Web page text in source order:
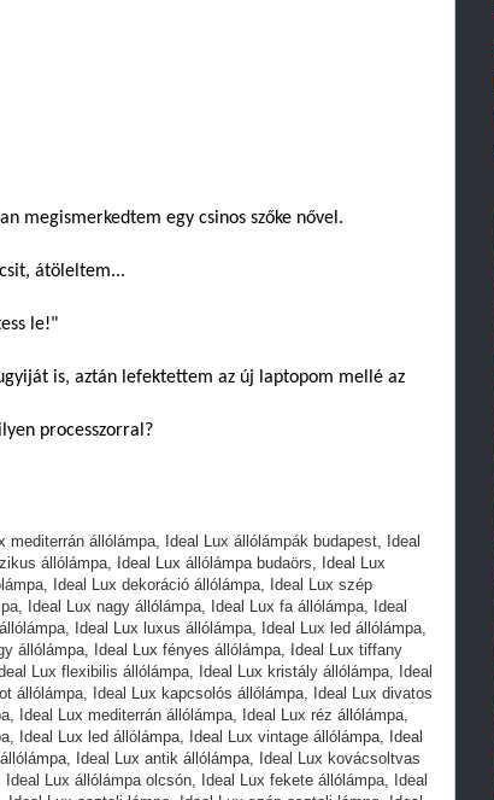
megismerkedtem egy csinos szőke nővel.
átöleltem...
le!"
is, aztán lefektettem az új laptopom mellé az
processzorral?
Lux dekoráció csillár, Ideal Lux szép csillár, Ideal Lux több izzós csillár, Ideal Lux nagy csillár, Ideal Lux fa csillár, Ideal Lux ernyős csillár, Ideal Lux olcsó csillár, Ideal Lux luxus csillár, Ideal Lux led csillár, Ideal Lux online csillár, Ideal Lux fényes csillár, Ideal Luxkonyhai csillár, Ideal Lux obi csillár, Ideal Lux flexibilis csillár lámpák, Ideal Lux gyermek csillár lámpák, Ideal Lux hangulatfény csillár lámpák, Ideal Lux kicsi csillár lámpák, Ideal Lux kerek csillár, Ideal Lux szögletes csillár, Ideal Lux kristály csillár, Ideal Lux led izzós csillár, Ideal Lux kovácsoltvas csillár, Ideal Lux divatos csillár, Ideal Lux üveg csillár, Ideal Lux kerámia csillár, Ideal Lux rusztikus csillár, Ideal Lux mediterrán csillár, Ideal Lux kovácsoltvas csillár, Ideal Lux antik csillár, Ideal Lux szarvasi csillár, Ideal Lux bronz csillár, Ideal Lux réz csillár, Ideal Lux gyerekszoba csillár, Ideal Lux függeszték lámpa nagy választékban, Ideal Lux mediterrán függeszték, Ideal Lux nagy függeszték, Ideal Lux modern függeszték, Ideal Lux klasszikus függeszték, Ideal Lux függeszték budaörs, Ideal Lux függeszték gyerekeknek, Ideal Lux dekoráció függeszték lámpa, Ideal Lux szép függeszték lámpa, Ideal Lux több izzós függeszték lámpa, Ideal Lux nagy függeszték lámpa, Ideal Lux hosszú függeszték lámpa, Ideal Lux ernyős függeszték, Ideal Lux olcsó függeszték, Ideal Lux luxus függeszték, Ideal Lux fényes függeszték, Ideal Lux raktárról függeszték, Ideal Lux gyermek függeszték, Ideal Lux hangulatfény függeszték, Ideal Lux kicsi függeszték, Ideal Lux kerek függeszték, Ideal Lux kristály függeszték, Ideal Lux led izzós függeszték, Ideal Lux konyhai függeszték, Ideal Lux divatos függeszték, Ideal Lux üveg függeszték, Ideal Lux lámpa függeszték, Ideal Lux rusztikus lámpa függeszték, Ideal Lux mediterrán lámpa függeszték, Ideal Lux beépíthető lámpa nagy választékban, Ideal Lux beépíthető spot lámpa, Ideal Lux modern beépíthető lámpa, Ideal Lux klasszikus beépíthető lámpa, Ideal Lux beépíthető lámpa budaörs, Ideal Lux beépíthető lámpa, Ideal Lux dekoráció beépíthető lámpa, Ideal Lux szép beépíthető lámpa, Ideal Lux nagy beépíthető lámpa, Ideal Lux olcsó beépíthető lámpa, Ideal Lux luxus beépíthető lámpa, Ideal Lux kristály beépíthető lámpa, Ideal Lux króm beépíthető lámpa, Ideal Lux nagy beépíthető lámpa, Ideal Lux led beépíthető lámpa, Ideal Lux beépíthető led lámpa, Ideal Luxbeépíthető kristály lámpa, Ideal Lux beépíthető spot lámpa szett, Ideal Lux beépíthető mennyezeti lámpa, Ideal Lux beépíthető gipsz lámpa, Ideal Lux beépíthető rusztikus lámpa, Ideal Lux beépíthető mediterrán lámpa, Ideal Lux beépíthető kicsi lámpa, Ideal Lux beépíthető kerek lámpa, Ideal Lux beépíthető szögletes lámpa, Ideal Luxbeépíthető vízvédett lámpa, Ideal Luxbeépíthető fürdőszobai lámpa, Ideal Lux fürdőszobai lámpa nagy választékban, Ideal Lux fürdőszobai lámpa, Ideal Lux fürdőszobai fali lámpa, Ideal Lux fürdőszobai modern lámpa, Ideal Lux fürdőszobai klasszikus lámpa, Ideal Lux fürdőszobai lámpa budaörs, Ideal Lux fürdőszobai mennyezeti lámpa, Ideal Luxfürdőszobai led lámpa, Ideal Lux szép fürdőszobai lámpa, Ideal Lux több izzós fürdőszobai lámpa, Ideal Lux nagy fürdőszobai lámpa, Ideal Lux olcsó fürdőszobai lámpa, Ideal Lux luxus fürdőszobai lámpa, Ideal Lux fürdőszobai lámpa tükör fölé, Ideal Lux fürdőszobai tükör lámpa, Ideal Lux nagy fürdőszobai tükör lámpa, Ideal Lux fényes fürdőszobai mennyezeti lámpa, Ideal Lux fürdőszobai led tükör lámpa, Ideal Lux fürdőszobai bútor lámpa, Ideal Lux IP44 fürdőszobai lámpa, Ideal Lux LED izzós fürdőszobai lámpa, Ideal Lux spot fürdőszobai lámpa, Ideal Lux divatos fürdőszobai lámpa, Ideal Lux beépíthető fürdőszobai spot lámpa, Ideal Lux mediterrán fürdőszobai lámpa, Ideal Lux kicsi fürdőszobai lámpa, Ideal Lux kerek fürdőszobai lámpa, Ideal Lux szögletes fürdőszobai lámpa, Ideal Lux IP56 fürdőszobai lámpa, Ideal Lux gyerek lámpa nagy választékban, Ideal Lux gyerek lámpa, Ideal Lux gyerek mennyezeti lámpa, Ideal Lux modern gyerek lámpa, Ideal Lux gyerek fali lámpa, Ideal Lux gyerek lámpa budaörs, Ideal Lux gyerek éjjeli lámpa, Ideal Lux gyerek lámpa olcsón, Ideal Lux szép gyerek lámpa, Ideal Lux több izzós gyerek lámpa, Ideal Lux nagy gyerek lámpa, Ideal Lux olcsó gyerek lámpa, Ideal Lux gyerek mennyezeti lámpa, Ideal Lux gyerek asztali lámpa, Ideal Lux online gyerek lámpa, Ideal Lux nagy gyerek lámpa, Ideal Lux fényes gyerek lámpa, Ideal Lux gyerek íróasztali lámpa, Ideal Lux színes gyerek lámpa, Ideal Lux kristály lámpa nagy választékban, Ideal Lux kristály lámpa, Ideal Lux szép kristály lámpa, Ideal Lux modern kristály lámpa, Ideal Lux klasszikus kristály lámpa, Ideal Lux kristály lámpa budaörs, Ideal Lux kristály lámpa, Ideal Lux dekoráció kristály lámpa, Ideal Lux szép kristály lámpa, Ideal Lux több izzós kristály lámpa, Ideal Lux nagy kristály lámpa, Ideal Lux olcsó kristály lámpa, Ideal Lux luxus kristály lámpa, Ideal Lux retró kristály lámpa, Ideal Lux online kristály lámpa, Ideal Lux nagy kristály lámpa, Ideal Lux fényes kristály lámpa, Ideal Lux kristály csillár, Ideal Lux kristály spot lámpa, Ideal Lux kristály mennyezeti lámpa, Ideal Lux LED izzós kristály lámpa, Ideal Lux divatos kristály lámpa, Ideal Lux rusztikus kristály lámpa, Ideal Lux mediterrán kristály lámpa, Ideal Lux kicsi kristály lámpa, Ideal Lux kerek kristály lámpa, Ideal Lux szögletes kristály lámpa, Ideal Lux kristály csillár lámpa, Ideal Lux kristály függeszték lámpa, Ideal Lux kristály beépíthető lámpa, Ideal Lux led lámpa nagy választékban, Ideal Lux led lámpa, Ideal Luxled lámpa raktárról, Ideal Lux modern led lámpa, Ideal Lux mennyezeti led lámpa, Ideal Lux led lámpa budaörs, Ideal Lux led spot lámpa, Ideal Lux dekoráció led lámpa, Ideal Lux szép led lámpa, Ideal Lux asztali led lámpa, Ideal Lux nagy led lámpa, Ideal Lux olcsó led lámpa, Ideal Lux luxus led lámpa, Ideal Lux áll